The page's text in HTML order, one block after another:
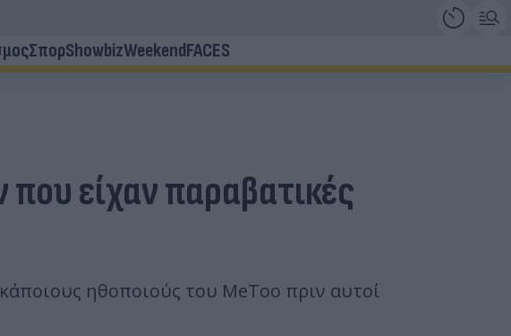
ΣπορShowbizWeekendFACES
είχαν παραβατικές
ηθοποιούς του MeToo πριν αυτοί